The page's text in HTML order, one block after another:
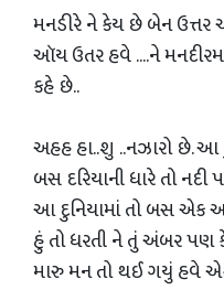
મનડીરે ને કેય છે બેન
ઑય ઉતર હવે ....ને
કહે છે..
અહહ હા..શુ ..નઝારો છે. આ
બસ દરિયાની ધારે તો નદી
આ દુનિયામાં તો બસ એક
હું તો ધરતી ને તું અંબર પણ
મારુ મન તો થઈ ગયું હવે